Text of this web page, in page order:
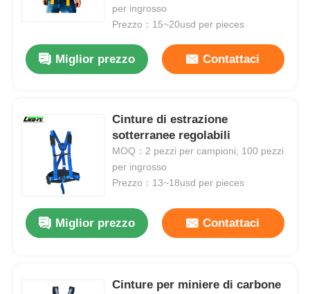
Fatory Tour
Controllo di qualità
notizie
Lampada per cappuccio da miniera senza fili
collegati 1245mm*53mm
per ingrosso
Prezzo：15~20usd per pieces
Miglior prezzo Contattaci
Cinture di estrazione
sotterranee regolabili
MOQ：2 pezzi per campioni; 100 pezzi
per ingrosso
Prezzo：13~18usd per pieces
Miglior prezzo Contattaci
Cinture per miniere di carbone